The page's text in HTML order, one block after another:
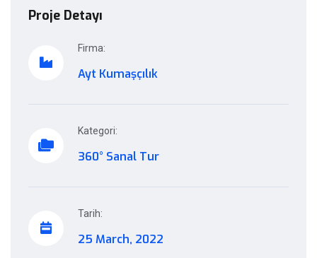
Proje Detayı
Firma:
Ayt Kumaşçılık
Kategori:
360° Sanal Tur
Tarih:
25 March, 2022